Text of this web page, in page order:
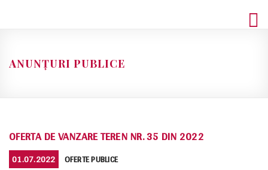
ANUNȚURI PUBLICE
OFERTA DE VANZARE TEREN NR. 35 DIN 2022
POSTED
01.07.2022 CATEGORIES
OFERTE PUBLICE